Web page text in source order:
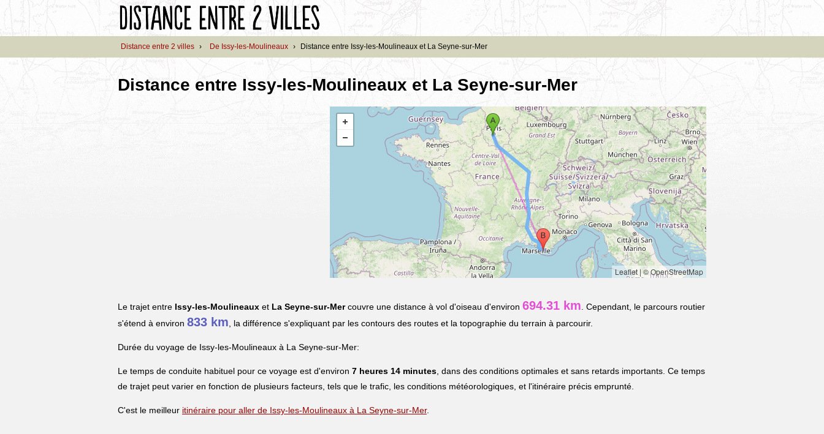
Distance entre 2 villes › De Issy-les-Moulineaux › Distance entre Issy-les-Moulineaux et La Seyne-sur-Mer
Distance entre Issy-les-Moulineaux et La Seyne-sur-Mer
Leaflet |© OpenStreetMap
Le trajet entre Issy-les-Moulineaux et La Seyne-sur-Mercouvre une distance à vol d'oiseau d'environ 694.31 km . Cependant, le parcours routier
s'étend à environ 833 km , la différence s'expliquant par les contours des routes et la topographie du terrain à parcourir.
Durée du voyage de Issy-les-Moulineaux à La Seyne-sur-Mer:
Le temps de conduite habituel pour ce voyage est d'environ 7 heures 14 minutes , dans des conditions optimales et sans retards importants. Ce temps
de trajet peut varier en fonction de plusieurs facteurs, tels que le trafic, les conditions météorologiques, et l'itinéraire précis emprunté.
C'est le meilleur itinéraire pour aller de Issy-les-Moulineaux à La Seyne-sur-Mer.